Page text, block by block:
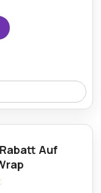
Baby Profi-
% auf stilvolle
Auf